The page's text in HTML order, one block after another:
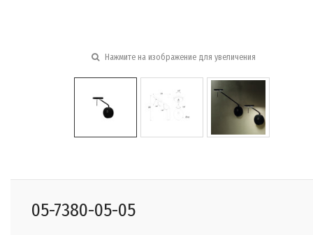
Нажмите на изображение для увеличения
05-7380-05-05